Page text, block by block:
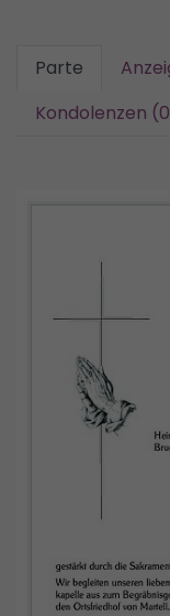
Parte
Kondolenzen